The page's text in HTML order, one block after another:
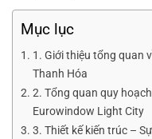
Mục lục
1. Giới thiệu tổng quan
Thanh Hóa
2. Tổng quan quy
Eurowindow Light City
3. Thiết kế kiến trúc –